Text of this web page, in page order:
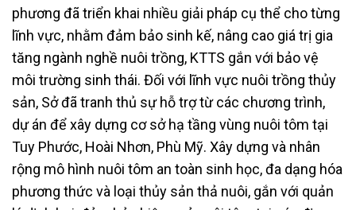
phương đã triển khai nhiều giải pháp cụ thể cho từng
lĩnh vực, nhằm đảm bảo sinh kế, nâng cao giá trị gia
tăng ngành nghề nuôi trồng, KTTS gắn với bảo vệ
môi trường sinh thái. Đối với lĩnh vực nuôi trồng thủy
sản, Sở đã tranh thủ sự hỗ trợ từ các chương trình,
dự án để xây dựng cơ sở hạ tầng vùng nuôi tôm tại
Tuy Phước, Hoài Nhơn, Phù Mỹ. Xây dựng và nhân
rộng mô hình nuôi tôm an toàn sinh học, đa dạng hóa
phương thức và loại thủy sản thả nuôi, gắn với quản